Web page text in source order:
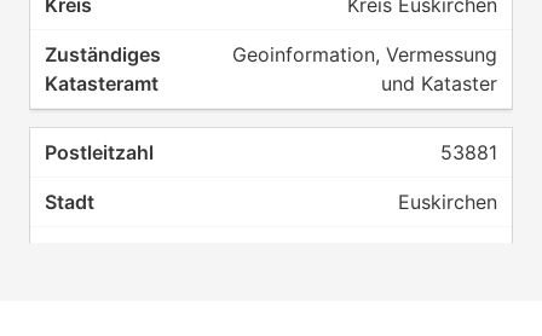
Kreis Euskirchen
Geoinformation, Vermessung
und Kataster
53881
Euskirchen